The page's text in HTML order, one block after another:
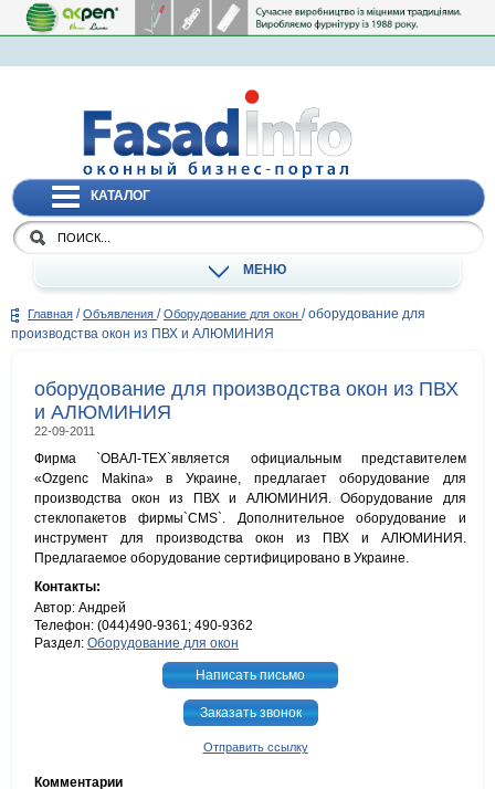
КАТАЛОГ
МЕНЮ
Главная / Объявления / Оборудование для окон / оборудование для
производства окон из ПВХ и АЛЮМИНИЯ
оборудование для производства окон из ПВХ
и АЛЮМИНИЯ
22-09-2011
Фирма `ОВАЛ-ТЕХ`является официальным представителем
«Ozgenc Makina» в Украине, предлагает оборудование для
производства окон из ПВХ и АЛЮМИНИЯ. Оборудование для
стеклопакетов фирмы`CMS`. Дополнительное оборудование и
инструмент для производства окон из ПВХ и АЛЮМИНИЯ.
Предлагаемое оборудование сертифицировано в Украине.
Контакты:
Автор: Андрей
Телефон: (044)490-9361; 490-9362
Раздел: Оборудование для окон
Написать письмо
Заказать звонок
Отправить ссылку
Комментарии